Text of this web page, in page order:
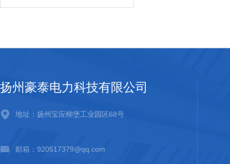
扬州豪泰电力科技有限公司
地址：扬州宝应柳堡工业园区68号
邮箱：920517379@qq.com